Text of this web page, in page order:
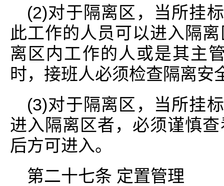
(2)对于隔离区，当所挂
此工作的人员可以进入隔
离区内工作的人或是其主
时，接班人必须检查隔离安
(3)对于隔离区，当所挂
进入隔离区者，必须谨慎
后方可进入。
第二十七条 定置管理